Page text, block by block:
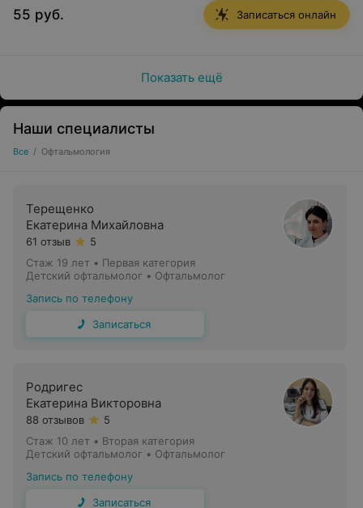
Регулярное обследование у специалиста может
помочь сохранить здоровье глаз на долгие годы.
55 руб. Записаться онлайн
Показать ещё
Наши специалисты
Все / Офтальмология
Терещенко
Екатерина Михайловна
61 отзыв
5
Стаж 19 лет • Первая категория
Детский офтальмолог • Офтальмолог
Запись по телефону
Записаться
Родригес
Екатерина Викторовна
88 отзывов
5
Стаж 10 лет • Вторая категория
Детский офтальмолог • Офтальмолог
Запись по телефону
Записаться